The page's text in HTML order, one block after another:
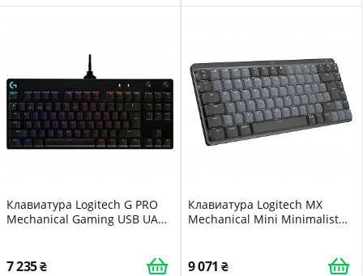
Клавиатура Logitech G PRO
Mechanical Gaming USB UA
7 235
Клавиатура Logitech MX
Mechanical Mini Minimalist
9 071